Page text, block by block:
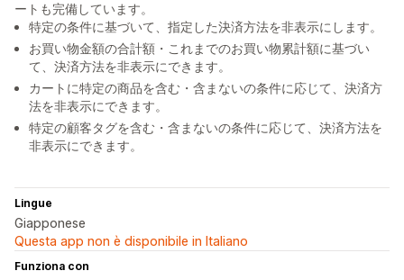
ートも完備しています。
特定の条件に基づいて、指定した決済方法を非表示にします。
お買い物金額の合計額・これまでのお買い物累計額に基づい
て、決済方法を非表示にできます。
カートに特定の商品を含む・含まないの条件に応じて、決済方
法を非表示にできます。
特定の顧客タグを含む・含まないの条件に応じて、決済方法を
非表示にできます。
Lingue
Giapponese
Questa app non è disponibile in Italiano
Funziona con